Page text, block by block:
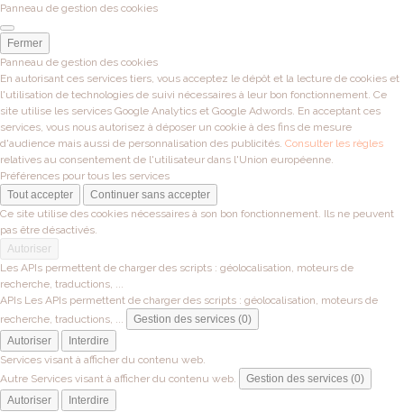
Panneau de gestion des cookies
Fermer
Panneau de gestion des cookies
En autorisant ces services tiers, vous acceptez le dépôt et la lecture de cookies et
l'utilisation de technologies de suivi nécessaires à leur bon fonctionnement. Ce
site utilise les services Google Analytics et Google Adwords. En acceptant ces
services, vous nous autorisez à déposer un cookie à des fins de mesure
d'audience mais aussi de personnalisation des publicités. Consulter les règles
relatives au consentement de l'utilisateur dans l'Union européenne.
Préférences pour tous les services
Tout accepter
Continuer sans accepter
Ce site utilise des cookies nécessaires à son bon fonctionnement. Ils ne peuvent
pas être désactivés.
Autoriser
Les APIs permettent de charger des scripts : géolocalisation, moteurs de
recherche, traductions, ...
APIs Les APIs permettent de charger des scripts : géolocalisation, moteurs de
recherche, traductions, ...
Gestion des services (0)
Autoriser
Interdire
Services visant à afficher du contenu web.
Autre Services visant à afficher du contenu web.
Gestion des services (0)
Autoriser
Interdire